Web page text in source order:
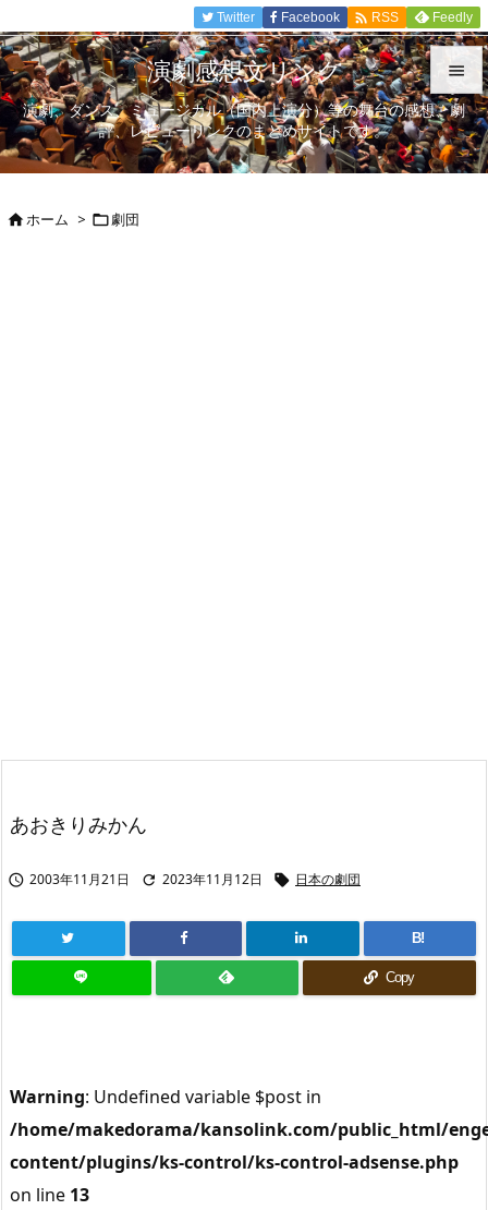


メニュ

Twitter Facebook  RSS Feedly
演劇感想文リンク
演劇、ダンス、ミュージカル（国内上演分）等の舞台の感想、劇
評、レビューリンクのまとめサイトです。
ホーム > 劇団
あおきりみかん
 2003年11月21日  2023年11月12日  日本の劇団
B!
Copy
Warning: Undefined variable $post in
/home/makedorama/kansolink.com/public_html/
content/plugins/ks-control/ks-control-adsense.php
on line 13